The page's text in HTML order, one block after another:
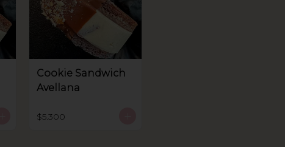
Cookie Sandwich
Avellana
$5.300